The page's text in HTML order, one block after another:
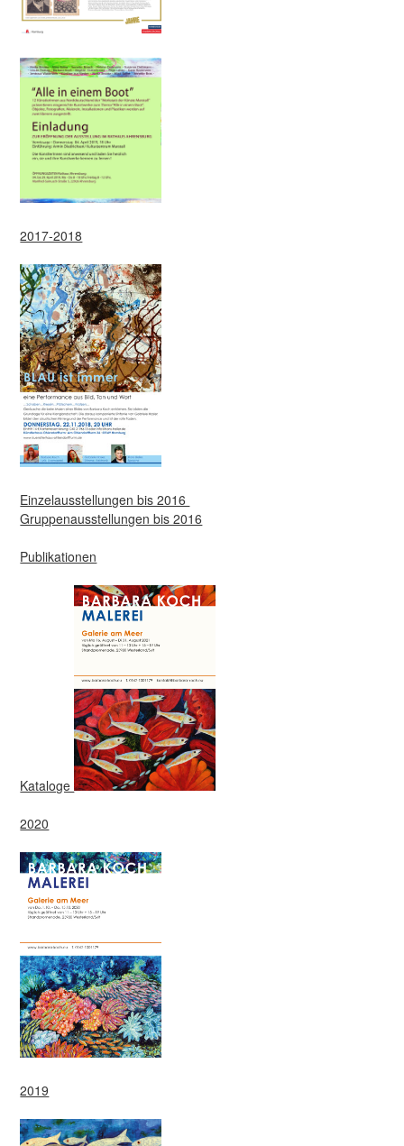
2017-2018
Einzelausstellungen bis 2016
Gruppenausstellungen bis 2016
Publikationen
Kataloge
2020
2019